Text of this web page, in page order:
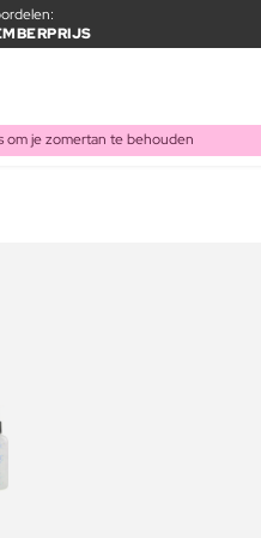
om je zomertan te behouden